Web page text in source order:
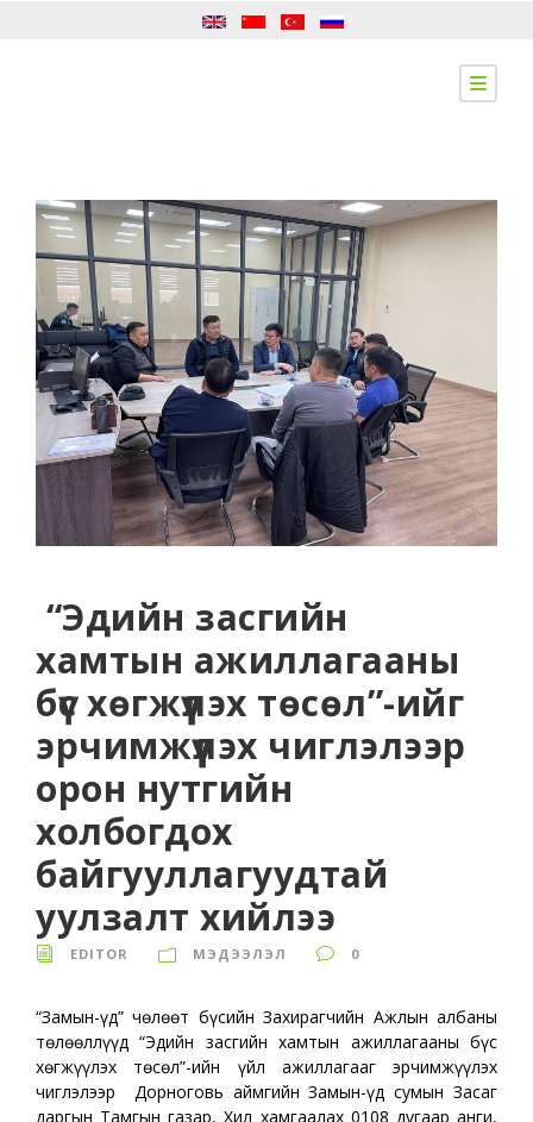
“Эдийн засгийн
хамтын ажиллагааны
бүс хөгжүүлэх төсөл”-ийг
эрчимжүүлэх чиглэлээр
орон нутгийн
холбогдох
байгууллагуудтай
уулзалт хийлээ
EDITOR МЭДЭЭЛЭЛ 0
“Замын-Үүд” чөлөөт бүсийн Захирагчийн Ажлын албаны
төлөөллүүд “Эдийн засгийн хамтын ажиллагааны бүс
хөгжүүлэх төсөл”-ийн үйл ажиллагааг эрчимжүүлэх
чиглэлээр Дорноговь аймгийн Замын-Үүд сумын Засаг
даргын Тамгын газар, Хил хамгаалах 0108 дугаар анги,